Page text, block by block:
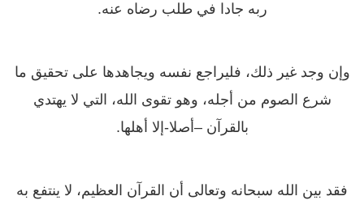
ربه جادا في طلب رضاه عنه.
وإن وجد غير ذلك، فليراجع نفسه ويجاهدها على تحقيق ما
شرع الصوم من أجله، وهو تقوى الله، التي لا يهتدي
بالقرآن –أصلا-إلا أهلها.
فقد بين الله سبحانه وتعالى أن القرآن العظيم، لا ينتفع به